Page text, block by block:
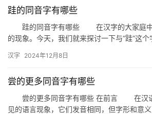
词
音
跬的同音字有哪些
跬的同音字有哪些 在汉字的大家庭中
的现象。今天，我们就来探讨一下与“跬”这
汉字 2024年12月8日
尝的更多同音字有哪些
尝的更多同音字有哪些 在前言 在汉语
见的语言现象，它们发音相同，但字形和意